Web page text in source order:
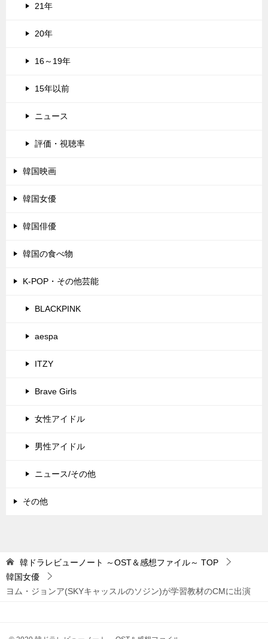
21年
20年
16～19年
15年以前
ニュース
評価・視聴率
韓国映画
韓国女優
韓国俳優
韓国の食べ物
K-POP・その他芸能
BLACKPINK
aespa
ITZY
Brave Girls
女性アイドル
男性アイドル
ニュース/その他
その他
韓ドラレビューノート ～OST＆感想ファイル～ TOP
韓国女優
ヨム・ジョンア(SKYキャッスルのソジン)が学習教材のCMに出演